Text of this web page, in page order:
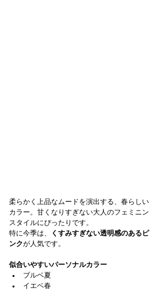
柔らかく上品なムードを演出する、春らしい
カラー。甘くなりすぎない大人のフェミニン
スタイルにぴったりです。
特に今季は、
くすみすぎない透明感のあるピ
ンクが人気です。
似合いやすいパーソナルカラー
ブルベ夏
イエベ春